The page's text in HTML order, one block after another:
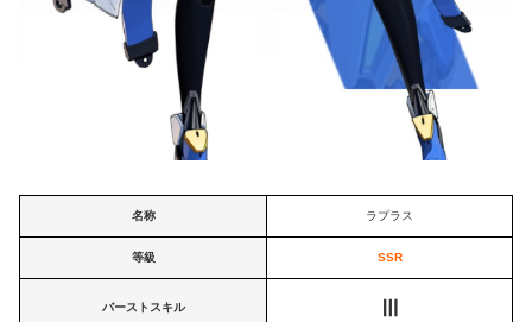
名称 ラプラス
等級 SSR
バーストスキル Ⅲ